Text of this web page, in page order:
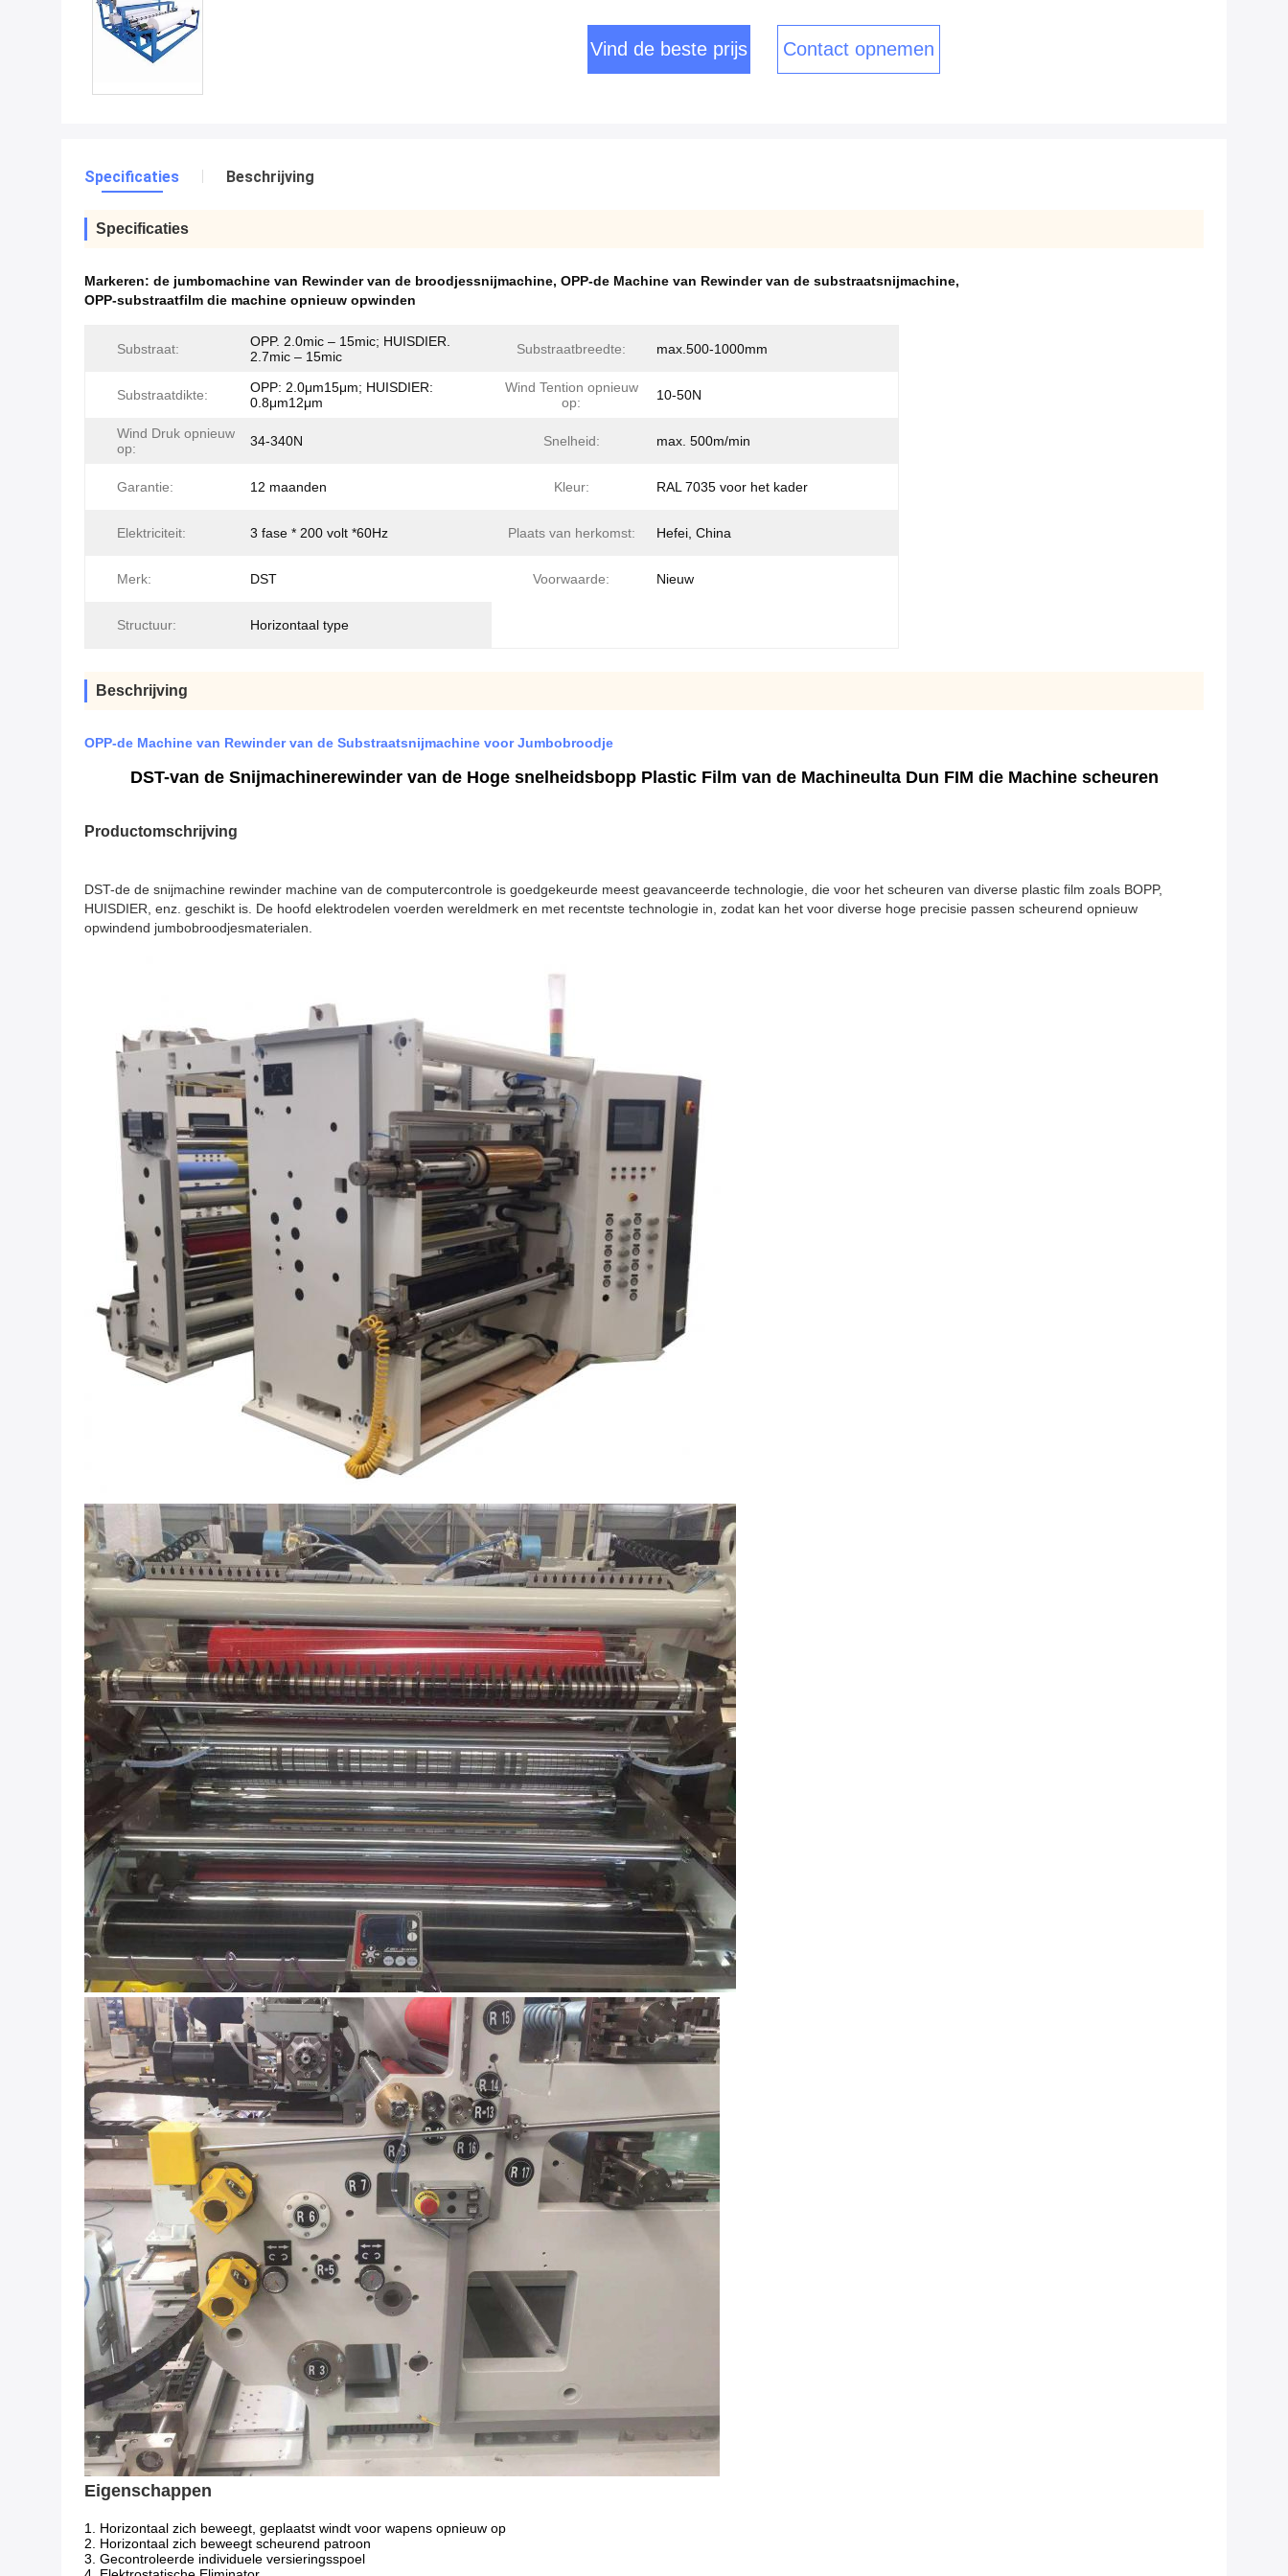
Vind de beste prijs Contact opnemen
Specificaties Beschrijving
Specificaties
Markeren: de jumbomachine van Rewinder van de broodjessnijmachine, OPP-de Machine van Rewinder van de substraatsnijmachine,
OPP-substraatfilm die machine opnieuw opwinden
Substraat:
OPP. 2.0mic – 15mic; HUISDIER.
2.7mic – 15mic
Substraatbreedte: max.500-1000mm
Substraatdikte:
OPP: 2.0μm15μm; HUISDIER:
0.8μm12μm
Wind Tention opnieuw
op:
10-50N
Wind Druk opnieuw
op:
34-340N Snelheid: max. 500m/min
Garantie: 12 maanden Kleur: RAL 7035 voor het kader
Elektriciteit: 3 fase * 200 volt *60Hz Plaats van herkomst: Hefei, China
Merk: DST Voorwaarde: Nieuw
Structuur: Horizontaal type
Beschrijving
OPP-de Machine van Rewinder van de Substraatsnijmachine voor Jumbobroodje
DST-van de Snijmachinerewinder van de Hoge snelheidsbopp Plastic Film van de Machineulta Dun FIM die Machine scheuren
Productomschrijving
DST-de de snijmachine rewinder machine van de computercontrole is goedgekeurde meest geavanceerde technologie, die voor het scheuren van diverse plastic film zoals BOPP,
HUISDIER, enz. geschikt is. De hoofd elektrodelen voerden wereldmerk en met recentste technologie in, zodat kan het voor diverse hoge precisie passen scheurend opnieuw
opwindend jumbobroodjesmaterialen.
Eigenschappen
1. Horizontaal zich beweegt, geplaatst windt voor wapens opnieuw op
2. Horizontaal zich beweegt scheurend patroon
3. Gecontroleerde individuele versieringsspoel